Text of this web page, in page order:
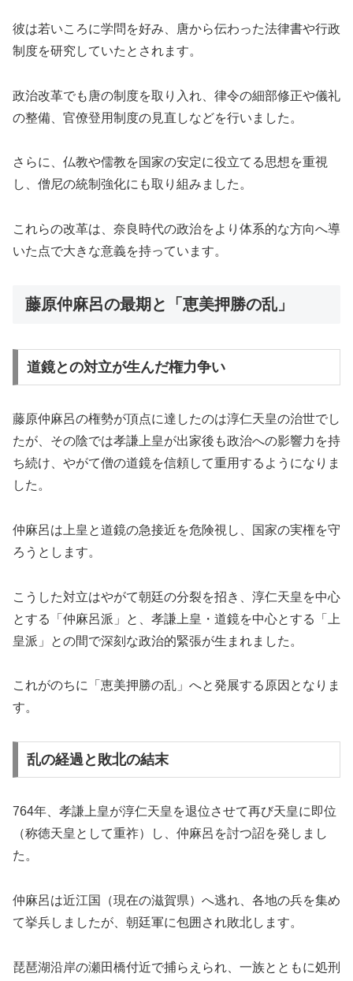
彼は若いころに学問を好み、唐から伝わった法律書や行政
制度を研究していたとされます。
政治改革でも唐の制度を取り入れ、律令の細部修正や儀礼
の整備、官僚登用制度の見直しなどを行いました。
さらに、仏教や儒教を国家の安定に役立てる思想を重視
し、僧尼の統制強化にも取り組みました。
これらの改革は、奈良時代の政治をより体系的な方向へ導
いた点で大きな意義を持っています。
藤原仲麻呂の最期と「恵美押勝の乱」
道鏡との対立が生んだ権力争い
藤原仲麻呂の権勢が頂点に達したのは淳仁天皇の治世でし
たが、その陰では孝謙上皇が出家後も政治への影響力を持
ち続け、やがて僧の道鏡を信頼して重用するようになりま
した。
仲麻呂は上皇と道鏡の急接近を危険視し、国家の実権を守
ろうとします。
こうした対立はやがて朝廷の分裂を招き、淳仁天皇を中心
とする「仲麻呂派」と、孝謙上皇・道鏡を中心とする「上
皇派」との間で深刻な政治的緊張が生まれました。
これがのちに「恵美押勝の乱」へと発展する原因となりま
す。
乱の経過と敗北の結末
764年、孝謙上皇が淳仁天皇を退位させて再び天皇に即位
（称徳天皇として重祚）し、仲麻呂を討つ詔を発しまし
た。
仲麻呂は近江国（現在の滋賀県）へ逃れ、各地の兵を集め
て挙兵しましたが、朝廷軍に包囲され敗北します。
琵琶湖沿岸の瀬田橋付近で捕らえられ、一族とともに処刑